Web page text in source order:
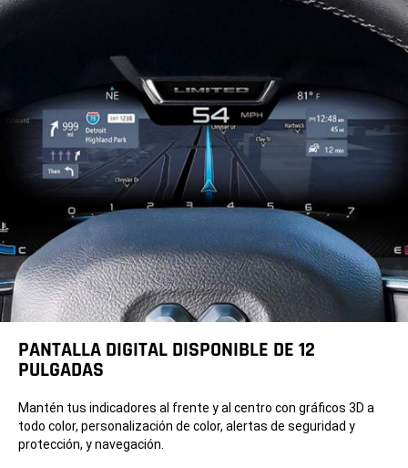
PANTALLA DIGITAL DISPONIBLE DE 12
PULGADAS
Mantén tus indicadores al frente y al centro con gráficos 3D a
todo color, personalización de color, alertas de seguridad y
protección, y navegación.